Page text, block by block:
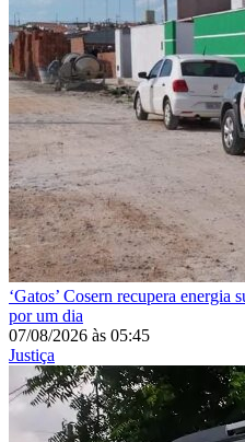
‘Gatos’ Cosern recupera energia
por um dia
07/08/2026 às 05:45
Justiça